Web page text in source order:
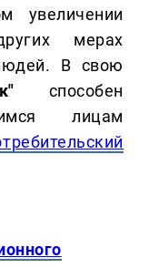
увеличении
мерах
В свою
способен
лицам